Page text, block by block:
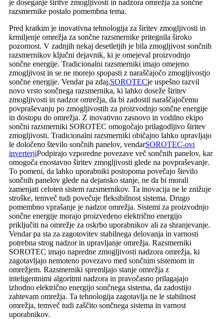
je doseganje širitve zmogljivosti in nadzora omrežja za sončne
razsmernike postalo pomembna tema.
Pred kratkim je inovativna tehnologija za širitev zmogljivosti in
krmiljenje omrežja za sončne razsmernike pritegnila široko
pozornost. V zadnjih nekaj desetletjih je bila zmogljivost sončnih
razsmernikov ključni dejavnik, ki je omejeval proizvodnjo
sončne energije. Tradicionalni razsmerniki imajo omejeno
zmogljivost in se ne morejo spopasti z naraščajočo zmogljivostjo
sončne energije. Vendar pa zdaj,SOROTECje uspešno razvil
novo vrsto sončnega razsmernika, ki lahko doseže širitev
zmogljivosti in nadzor omrežja, da bi zadostil naraščajočemu
povpraševanju po zmogljivostih za proizvodnjo sončne energije
in dostopu do omrežja. Z inovativno zasnovo in vodilno ekipo
sončni razsmerniki SOROTEC omogočajo prilagodljivo širitev
zmogljivosti. Tradicionalni razsmerniki običajno lahko upravljajo
le določeno število sončnih panelov, vendarSOROTEC-ovi
inverterjiPodpirajo vzporedne povezave več sončnih panelov, kar
omogoča enostavno širitev zmogljivosti glede na povpraševanje.
To pomeni, da lahko uporabniki postopoma povečajo število
sončnih panelov glede na dejansko stanje, ne da bi morali
zamenjati celoten sistem razsmernikov. Ta inovacija ne le znižuje
stroške, temveč tudi povečuje fleksibilnost sistema. Drugo
pomembno vprašanje je nadzor omrežja. Sistemi za proizvodnjo
sončne energije morajo proizvedeno električno energijo
priključiti na omrežje za oskrbo uporabnikov ali za shranjevanje.
Vendar pa sta za zagotovitev stabilnega delovanja in varnosti
potrebna strog nadzor in upravljanje omrežja. Razsmerniki
SOROTEC imajo napredne zmogljivosti nadzora omrežja, ki
zagotavljajo nemoteno povezavo med sončnim sistemom in
omrežjem. Razsmerniki spremljajo stanje omrežja z
inteligentnimi algoritmi nadzora in pravočasno prilagajajo
izhodno električno energijo sončnega sistema, da zadostijo
zahtevam omrežja. Ta tehnologija zagotavlja ne le stabilnost
omrežja, temveč tudi zaščito sončnega sistema in varnost
uporabnikov.